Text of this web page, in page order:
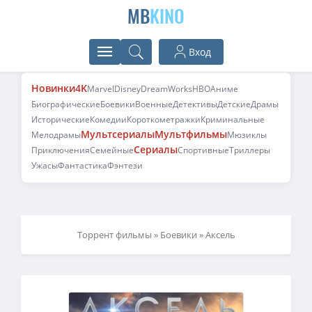
MBKINO
Вход
Новинки4KMarvelDisneyDreamWorksHBOАниме
БиографическиеБоевикиВоенныеДетективыДетскиеДрамы
ИсторическиеКомедииКороткометражкиКриминальные
МелодрамыМультсериалыМультфильмыМюзиклы
ПриключенияСемейныеСериалыСпортивныеТриллеры
УжасыФантастикаФэнтези
Торрент фильмы » Боевики » Аксель